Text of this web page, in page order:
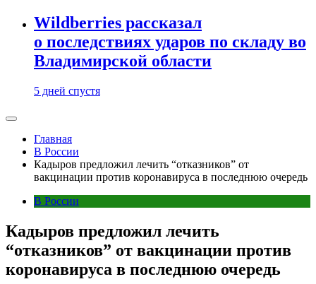
Wildberries рассказал
о последствиях ударов по складу во
Владимирской области
5 дней спустя
Главная
В России
Кадыров предложил лечить “отказников” от
вакцинации против коронавируса в последнюю очередь
В России
Кадыров предложил лечить
“отказников” от вакцинации против
коронавируса в последнюю очередь